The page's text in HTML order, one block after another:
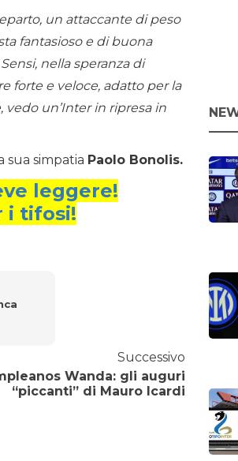
un attaccante di peso
fantasioso e di buona
nella speranza di
forte e veloce, adatto per la
vedo un’Inter in ripresa in
sua simpatia Paolo Bonolis.
leggere!
i tifosi!
Successivo
Wanda: gli auguri
“piccanti” di Mauro Icardi